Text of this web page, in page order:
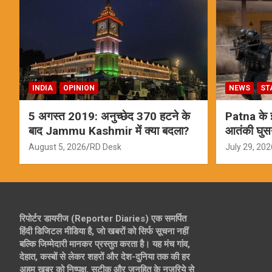
INDIA OPINION
5 अगस्त 2019: अनुच्छेद 370 हटने के
बाद Jammu Kashmir में क्या बदला?
August 5, 2026 RD Desk
NEWS
Patna के
आतंकी
ऑपरेशन;
July 29,
रिपोर्टर डायरीज (Reporter Diaries) एक समर्पित
हिंदी डिजिटल मीडिया है, जो खबरों को सिर्फ सूचना नहीं
बल्कि जिम्मेदारी मानकर प्रस्तुत करता है। यह मंच गांव,
देहात, कस्बों से लेकर शहरों और देश-दुनिया तक की हर
अहम खबर को निष्पक्ष, सटीक और जनहित के नजरिये से